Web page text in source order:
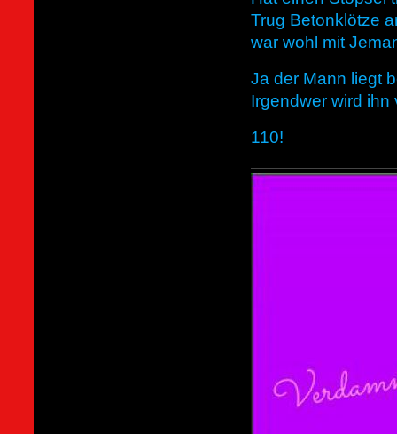
Trug Betonklötze
war wohl mit
Ja der Mann liegt
Irgendwer wird ihn
110!